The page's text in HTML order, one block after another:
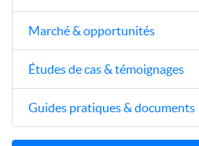
Marché & opportunités
Études de cas & témoignages
Guides pratiques & documents